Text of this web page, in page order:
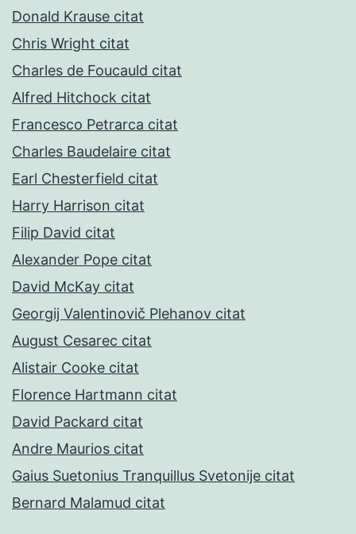
Donald Krause citat
Chris Wright citat
Charles de Foucauld citat
Alfred Hitchock citat
Francesco Petrarca citat
Charles Baudelaire citat
Earl Chesterfield citat
Harry Harrison citat
Filip David citat
Alexander Pope citat
David McKay citat
Georgij Valentinovič Plehanov citat
August Cesarec citat
Alistair Cooke citat
Florence Hartmann citat
David Packard citat
Andre Maurios citat
Gaius Suetonius Tranquillus Svetonije citat
Bernard Malamud citat